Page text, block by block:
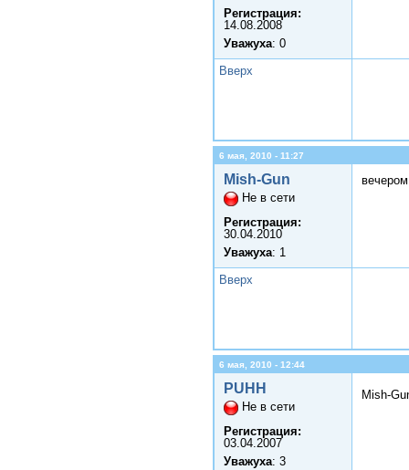
Регистрация:
14.08.2008
Уважуха: 0
Вверх
6 мая, 2010 - 11:27
Mish-Gun
Не в сети
Регистрация:
30.04.2010
Уважуха: 1
Вверх
6 мая, 2010 - 12:44
PUHH
Не в сети
Регистрация:
03.04.2007
Уважуха: 3
Mish-